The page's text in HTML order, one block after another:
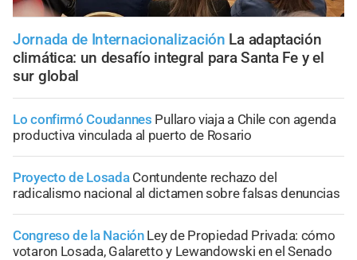
Jornada de Internacionalización La adaptación
climática: un desafío integral para Santa Fe y el
sur global
Lo confirmó Coudannes Pullaro viaja a Chile con agenda
productiva vinculada al puerto de Rosario
Proyecto de Losada Contundente rechazo del
radicalismo nacional al dictamen sobre falsas denuncias
Congreso de la Nación Ley de Propiedad Privada: cómo
votaron Losada, Galaretto y Lewandowski en el Senado